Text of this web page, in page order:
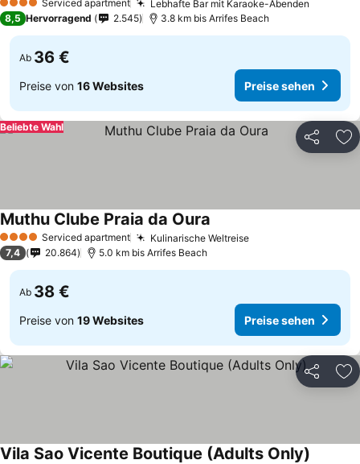
4 Sterne Serviced apartment Lebhafte Bar mit Karaoke-Abenden
8,5 Hervorragend 2.545 3.8 km bis Arrifes Beach
Ab 36 €
Preise von 16 Websites Preise sehen
Teilen
Beliebte Wahl
4 Sterne Serviced apartment Kulinarische Weltreise
Muthu Clube Praia da Oura
7,4 20.864 5.0 km bis Arrifes Beach
Ab 38 €
Preise von 19 Websites Preise sehen
Teilen
Vila Sao Vicente Boutique (Adults Only)